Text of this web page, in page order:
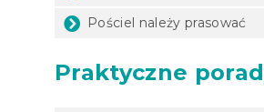
Pościel należy prasować
Praktyczne